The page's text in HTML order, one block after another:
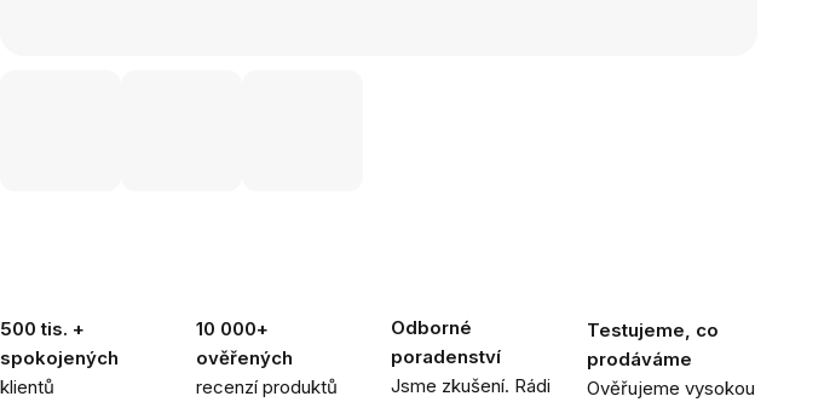
500 tis. +
spokojených
klientů
10 000+
ověřených
recenzí produktů
Odborné
poradenství
Jsme zkušení. Rádi
Testujeme, co
prodáváme
Ověřujeme vysokou